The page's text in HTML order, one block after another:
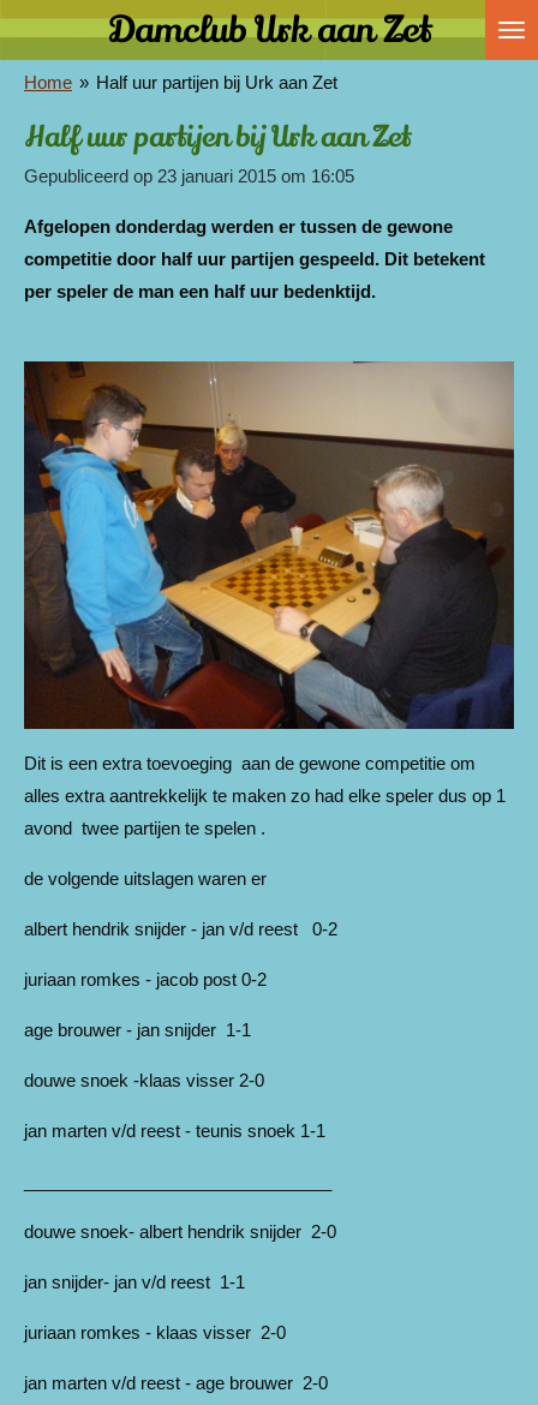
direct
naar
de
hoofdinhoud
Damclub Urk aan Zet
Home » Half uur partijen bij Urk aan Zet
Half uur partijen bij Urk aan Zet
Gepubliceerd op 23 januari 2015 om 16:05
Afgelopen donderdag werden er tussen de gewone
competitie door half uur partijen gespeeld. Dit betekent
per speler de man een half uur bedenktijd.
Dit is een extra toevoeging aan de gewone competitie om
alles extra aantrekkelijk te maken zo had elke speler dus op 1
avond twee partijen te spelen .
de volgende uitslagen waren er
albert hendrik snijder - jan v/d reest 0-2
juriaan romkes - jacob post 0-2
age brouwer - jan snijder 1-1
douwe snoek -klaas visser 2-0
jan marten v/d reest - teunis snoek 1-1
douwe snoek- albert hendrik snijder 2-0
jan snijder- jan v/d reest 1-1
juriaan romkes - klaas visser 2-0
jan marten v/d reest - age brouwer 2-0